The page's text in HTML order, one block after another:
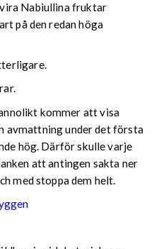
Nabiullina fruktar
på den redan höga
kommer att visa
avmattning under det första
hög. Därför skulle varje
att antingen sakta ner
med stoppa dem helt.